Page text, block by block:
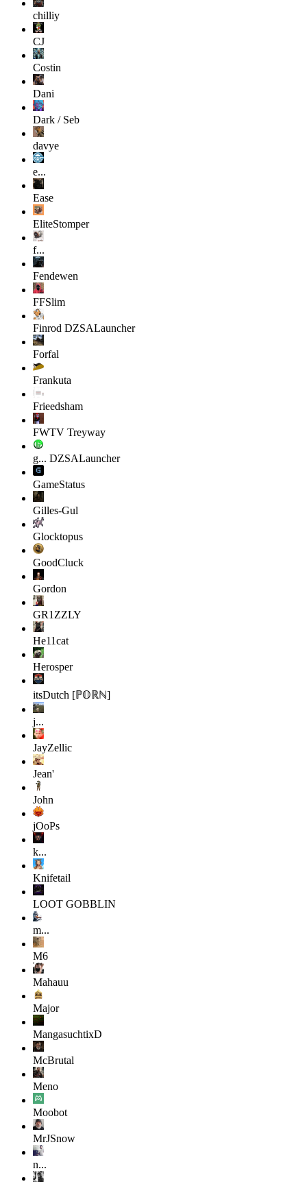
chilliy
CJ
Costin
Dani
Dark / Seb
davye
e...
Ease
EliteStomper
f...
Fendewen
FFSlim
Finrod DZSALauncher
Forfal
Frankuta
Frieedsham
FWTV Treyway
g... DZSALauncher
GameStatus
Gilles-Gul
Glocktopus
GoodCluck
Gordon
GR1ZZLY
He11cat
Herosper
itsDutch [ℙ𝕆ℝℕ]
j...
JayZellic
Jean'
John
jOoPs
k...
Knifetail
LOOT GOBBLIN
m...
M6
Mahauu
Major
MangasuchtixD
McBrutal
Meno
Moobot
MrJSnow
n...